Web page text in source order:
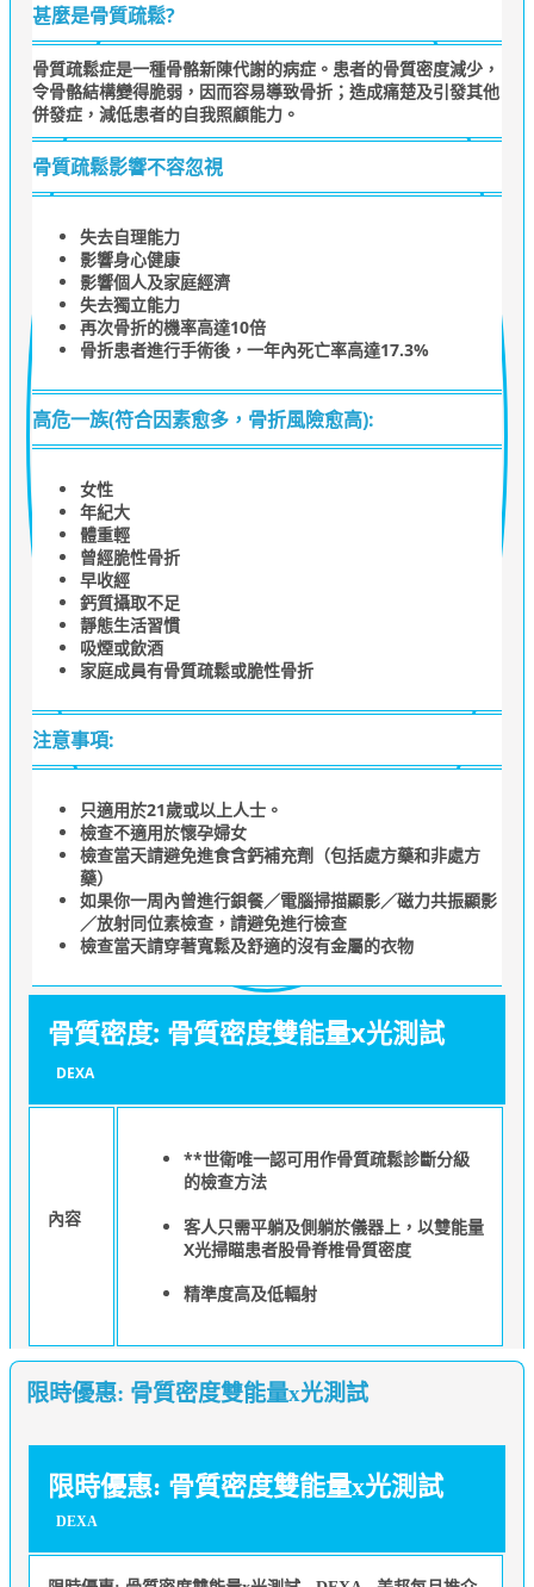
甚麼是骨質疏鬆?
骨質疏鬆症是一種骨骼新陳代謝的病症。患者的骨質密度減少，
令骨骼結構變得脆弱，因而容易導致骨折；造成痛楚及引發其他
併發症，減低患者的自我照顧能力。
骨質疏鬆影響不容忽視
失去自理能力
影響身心健康
影響個人及家庭經濟
失去獨立能力
再次骨折的機率高達10倍
骨折患者進行手術後，一年內死亡率高達17.3%
高危一族(符合因素愈多，骨折風險愈高):
女性
年紀大
體重輕
曾經脆性骨折
早收經
鈣質攝取不足
靜態生活習慣
吸煙或飲酒
家庭成員有骨質疏鬆或脆性骨折
注意事項:
只適用於21歲或以上人士。
檢查不適用於懷孕婦女
檢查當天請避免進食含鈣補充劑（包括處方藥和非處方
藥）
如果你一周內曾進行鋇餐／電腦掃描顯影／磁力共振顯影
／放射同位素檢查，請避免進行檢查
檢查當天請穿著寬鬆及舒適的沒有金屬的衣物
骨質密度: 骨質密度雙能量x光測試
DEXA
內容
**世衛唯一認可用作骨質疏鬆診斷分級
的檢查方法
客人只需平躺及側躺於儀器上，以雙能量
X光掃瞄患者股骨脊椎骨質密度
精準度高及低輻射
限時優惠: 骨質密度雙能量x光測試
限時優惠: 骨質密度雙能量x光測試
DEXA